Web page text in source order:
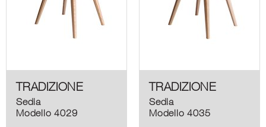
TRADIZIONE
Sedia
Modello 4029
TRADIZIONE
Sedia
Modello 4035